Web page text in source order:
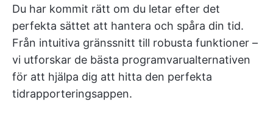
Du har kommit rätt om du letar efter det
perfekta sättet att hantera och spåra din tid.
Från intuitiva gränssnitt till robusta funktioner –
vi utforskar de bästa programvarualternativen
för att hjälpa dig att hitta den perfekta
tidrapporteringsappen.